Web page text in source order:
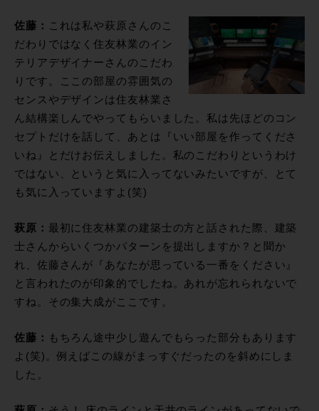
佐藤：
これは私や萩原さんのこ
だわりではなく住友林業のイン
テリアデザイナーさんのこだわ
りです。ここの部屋の雰囲気の
センスやデザインは住友林業さ
ん結構楽しんでやってもらいました。私は先ほどのコン
セプトだけを話して、あとは『いい部屋を作ってくださ
いね』とだけお伝えしました。私のこだわりというわけ
ではない、というと気に入ってないみたいですが、とて
も気に入っていますよ(笑)
萩原： 最初に住友林業の建築士の方と話された際、建築
士さんからいくつかパターンを提出しますか？と聞か
れ、佐藤さんが『あなたが思っている一番をください』
と言われたのが印象的でしたね。あれが忘れられないで
すね。その集大成がここです。
佐藤：
もちろん途中少し遊んでもらった部分もあります
よ(笑)。例えばこの線がまっすぐだったのを斜めにしま
した。